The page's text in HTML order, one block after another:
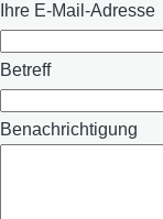
Ihre E-Mail-Adresse
Betreff
Benachrichtigung